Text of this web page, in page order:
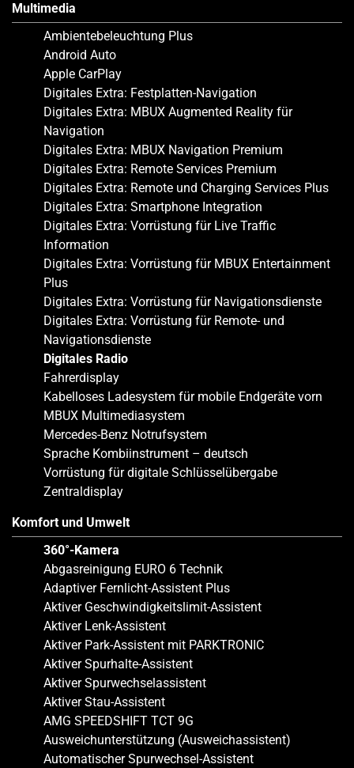
Multimedia
Ambientebeleuchtung Plus
Android Auto
Apple CarPlay
Digitales Extra: Festplatten-Navigation
Digitales Extra: MBUX Augmented Reality für
Navigation
Digitales Extra: MBUX Navigation Premium
Digitales Extra: Remote Services Premium
Digitales Extra: Remote und Charging Services Plus
Digitales Extra: Smartphone Integration
Digitales Extra: Vorrüstung für Live Traffic
Information
Digitales Extra: Vorrüstung für MBUX Entertainment
Plus
Digitales Extra: Vorrüstung für Navigationsdienste
Digitales Extra: Vorrüstung für Remote- und
Navigationsdienste
Digitales Radio
Fahrerdisplay
Kabelloses Ladesystem für mobile Endgeräte vorn
MBUX Multimediasystem
Mercedes-Benz Notrufsystem
Sprache Kombiinstrument – deutsch
Vorrüstung für digitale Schlüsselübergabe
Zentraldisplay
Komfort und Umwelt
360°-Kamera
Abgasreinigung EURO 6 Technik
Adaptiver Fernlicht-Assistent Plus
Aktiver Geschwindigkeitslimit-Assistent
Aktiver Lenk-Assistent
Aktiver Park-Assistent mit PARKTRONIC
Aktiver Spurhalte-Assistent
Aktiver Spurwechselassistent
Aktiver Stau-Assistent
AMG SPEEDSHIFT TCT 9G
Ausweichunterstützung (Ausweichassistent)
Automatischer Spurwechsel-Assistent